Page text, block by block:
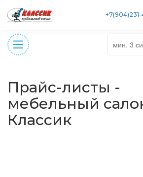
Прайс-листы -
мебельный
Классик